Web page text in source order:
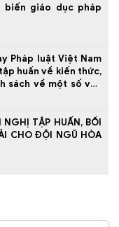
biến giáo dục pháp
Pháp luật Việt Nam
huấn về kiến thức,
sách về một số văn
TẬP HUẤN, BỒI
CHO ĐỘI NGŨ HÒA